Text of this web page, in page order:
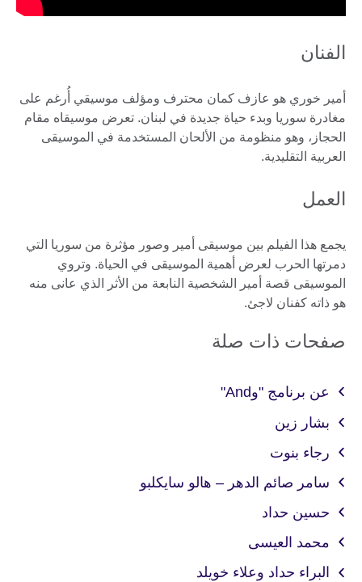
الفنان
أمير خوري هو عازف كمان محترف ومؤلف موسيقي أُرغم على
مغادرة سوريا وبدء حياة جديدة في لبنان. تعرض موسيقاه مقام
الحجاز، وهو منظومة من الألحان المستخدمة في الموسيقى
العربية التقليدية.
العمل
يجمع هذا الفيلم بين موسيقى أمير وصور مؤثرة من سوريا التي
دمرتها الحرب لعرض أهمية الموسيقى في الحياة. وتروي
الموسيقى قصة أمير الشخصية النابعة من الأثر الذي عانى منه
هو ذاته كفنان لاجئ.
صفحات ذات صلة
عن برنامج "وAnd"
بشار زين
رجاء بنوت
سامر صائم الدهر – هالو سايكلبو
حسين حداد
محمد العيسى
البراء حداد وعلاء خويلد